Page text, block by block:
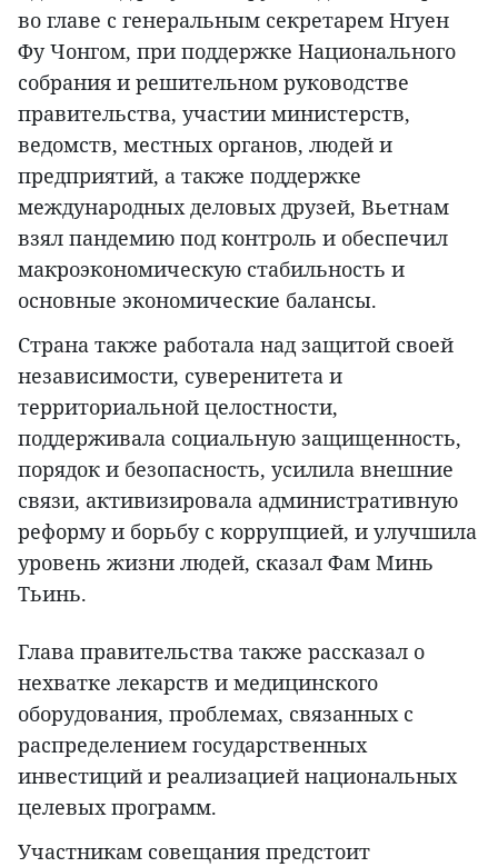
во главе с генеральным секретарем Нгуен
Фу Чонгом, при поддержке Национального
собрания и решительном руководстве
правительства, участии министерств,
ведомств, местных органов, людей и
предприятий, а также поддержке
международных деловых друзей, Вьетнам
взял пандемию под контроль и обеспечил
макроэкономическую стабильность и
основные экономические балансы.
Страна также работала над защитой своей
независимости, суверенитета и
территориальной целостности,
поддерживала социальную защищенность,
порядок и безопасность, усилила внешние
связи, активизировала административную
реформу и борьбу с коррупцией, и улучшила
уровень жизни людей, сказал Фам Минь
Тьинь.
Глава правительства также рассказал о
нехватке лекарств и медицинского
оборудования, проблемах, связанных с
распределением государственных
инвестиций и реализацией национальных
целевых программ.
Участникам совещания предстоит